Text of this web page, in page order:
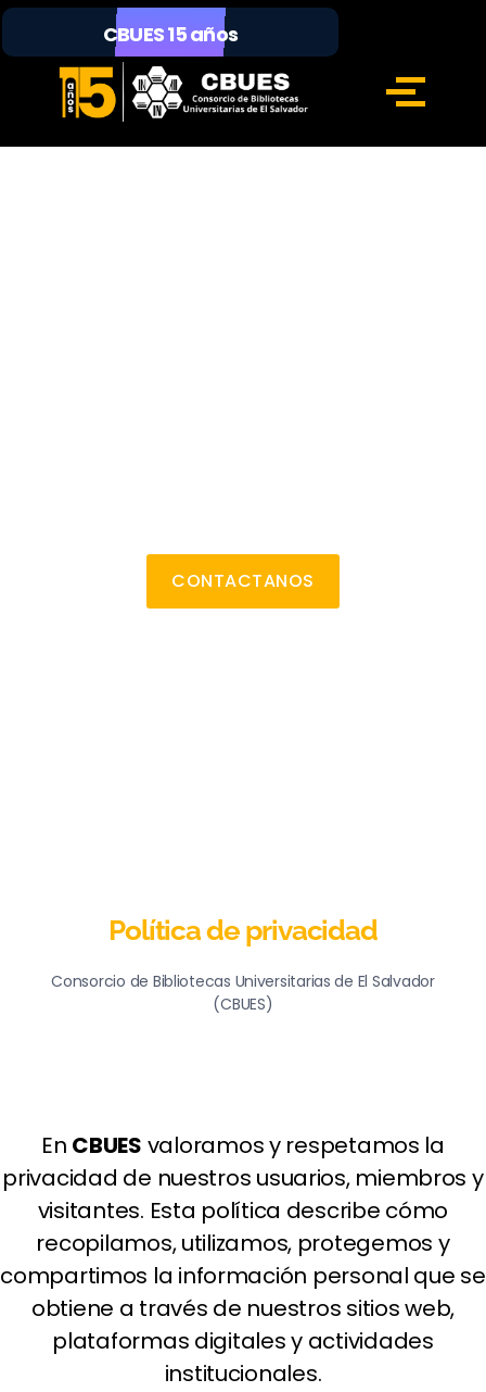
CBUES 15 años
CONTACTANOS
Política de privacidad
Consorcio de Bibliotecas Universitarias de El Salvador
(CBUES)
En CBUES valoramos y respetamos la
privacidad de nuestros usuarios, miembros y
visitantes. Esta política describe cómo
recopilamos, utilizamos, protegemos y
compartimos la información personal que se
obtiene a través de nuestros sitios web,
plataformas digitales y actividades
institucionales.